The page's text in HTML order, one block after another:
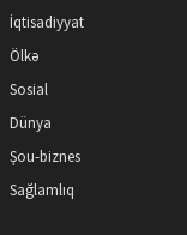
İqtisadiyyat
Ölkə
Sosial
Dünya
Şou-biznes
Sağlamlıq